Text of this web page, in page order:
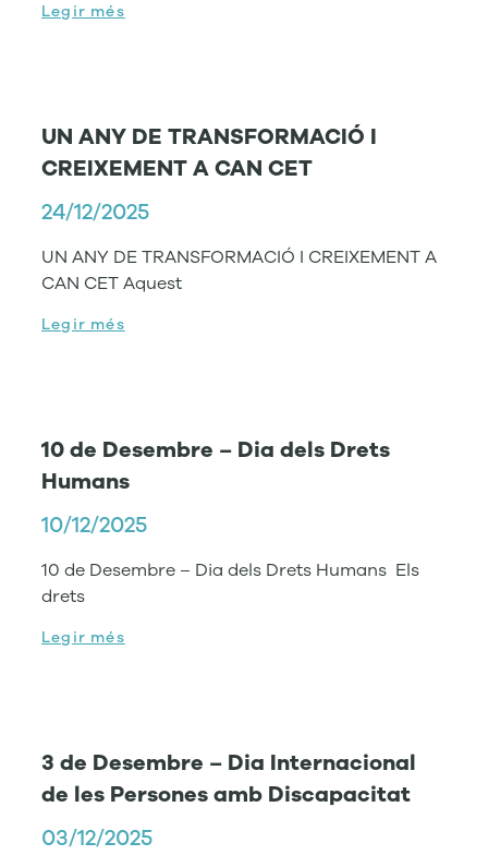
Legir més
UN ANY DE TRANSFORMACIÓ I
CREIXEMENT A CAN CET
24/12/2025
UN ANY DE TRANSFORMACIÓ I CREIXEMENT A
CAN CET Aquest
Legir més
10 de Desembre – Dia dels Drets
Humans
10/12/2025
10 de Desembre – Dia dels Drets Humans Els
drets
Legir més
3 de Desembre – Dia Internacional
de les Persones amb Discapacitat
03/12/2025